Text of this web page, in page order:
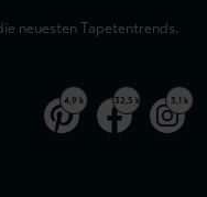
neuesten Tapetentrends.
4,9 k 32,5 k 3,1 k